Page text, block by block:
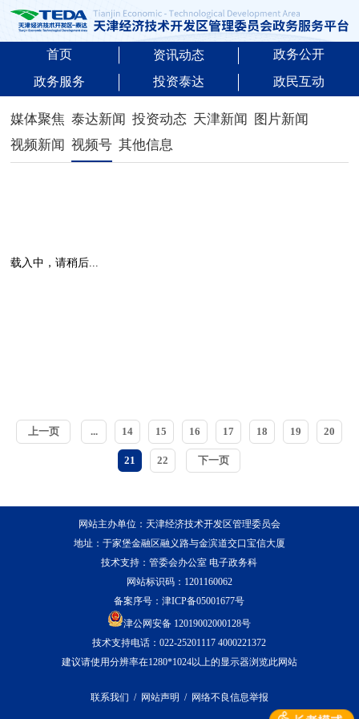
首页 资讯动态
政务公开
政务服务
投资泰达 政民互动
媒体聚焦 泰达新闻 投资动态 天津新闻
图片新闻
视频新闻
视频号 其他信息
载入中，请稍后...
上一页 ... 14 15 16 17 18 19 20
21 22 下一页
网站主办单位：天津经济技术开发区管理委员会
地址：于家堡金融区融义路与金滨道交口宝信大厦
技术支持：管委会办公室 电子政务科
网站标识码：1201160062
备案序号：津ICP备05001677号
津公网安备 12019002000128号
技术支持电话：022-25201117 4000221372
建议请使用分辨率在1280*1024以上的显示器浏览此网站
联系我们 / 网站声明 / 网络不良信息举报